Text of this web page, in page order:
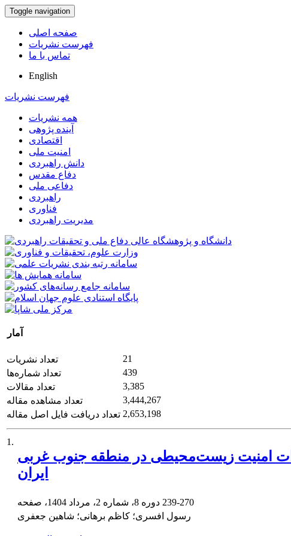
Toggle navigation
صفحه اصلی
فهرست نشریات
تماس با ما
English
فهرست نشریات
همه نشریات
آینده پژوهی
اقتصادی
امنیت ملی
دانش راهبردی
دفاع مقدس
دفاعی ملی
راهبردی
فناوری
مدیریت راهبردی
آمار
تعداد نشریات
21
تعداد شماره‌ها
439
تعداد مقالات
3,385
تعداد مشاهده مقاله
3,444,267
تعداد دریافت فایل اصل مقاله 2,653,198
1.
امنیت زیست‌محیطی در منطقه جنوب غربی
ایران
239-270
رسول افسری؛ کاظم برهانی؛ شاهین جعفری